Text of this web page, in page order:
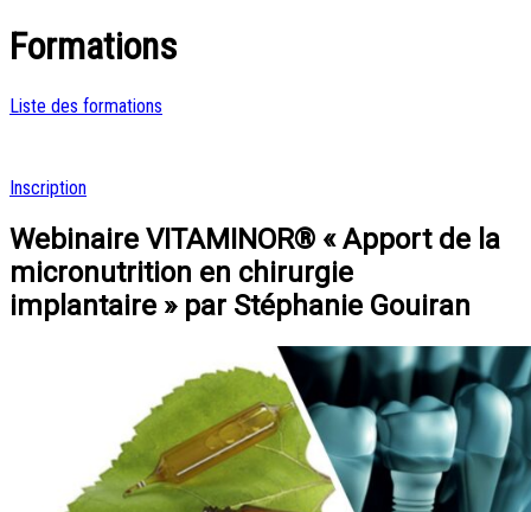
Formations
Liste des formations
Inscription
Webinaire VITAMINOR® « Apport de la
micronutrition en chirurgie
implantaire » par Stéphanie Gouiran